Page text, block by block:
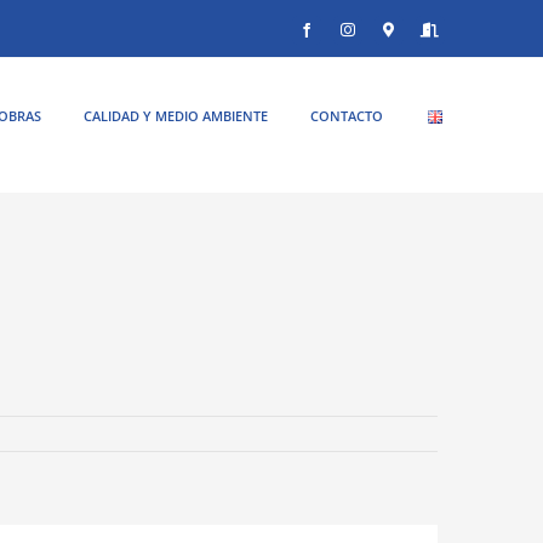
FacebookInstagramDondeEntrar
CALIDAD Y MEDIO AMBIENTE CONTACTO